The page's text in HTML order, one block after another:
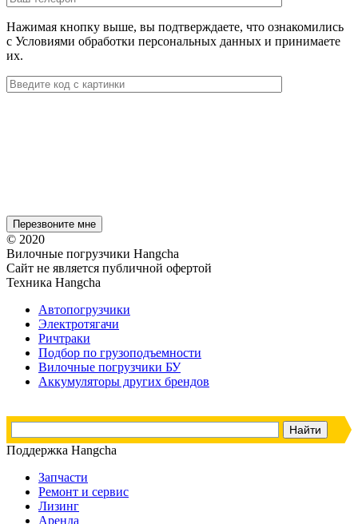
Нажимая кнопку выше, вы подтверждаете, что ознакомились
с Условиями обработки персональных данных и принимаете
их.
© 2020
Вилочные погрузчики Hangcha
Сайт не является публичной офертой
Техника Hangcha
Автопогрузчики
Электротягачи
Ричтраки
Подбор по грузоподъемности
Вилочные погрузчики БУ
Аккумуляторы других брендов
Поддержка Hangcha
Запчасти
Ремонт и сервис
Лизинг
Аренда